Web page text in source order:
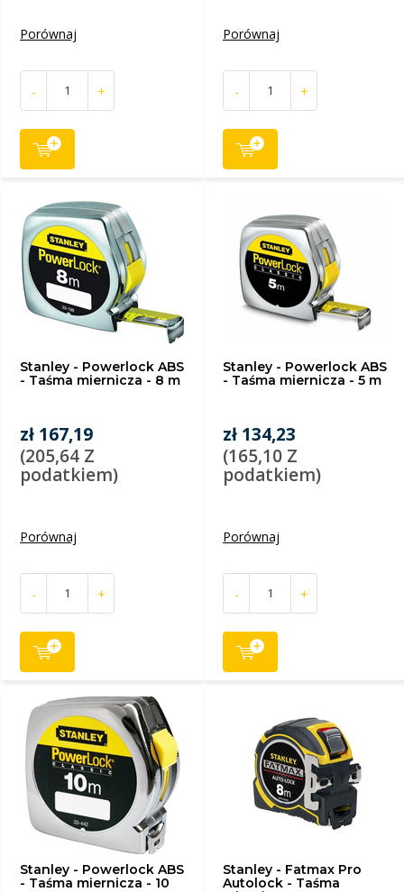
Porównaj
- +
Porównaj
- +
Stanley - Powerlock ABS
- Taśma miernicza - 8 m
zł 167,19
(205,64 Z
podatkiem)
Porównaj
- +
Stanley - Powerlock ABS
- Taśma miernicza - 5 m
zł 134,23
(165,10 Z
podatkiem)
Porównaj
- +
Stanley - Powerlock ABS
- Taśma miernicza - 10
Stanley - Fatmax Pro
Autolock - Taśma